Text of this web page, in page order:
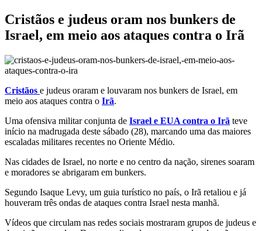
Cristãos e judeus oram nos bunkers de
Israel, em meio aos ataques contra o Irã
Cristãos e judeus oraram e louvaram nos bunkers de Israel, em
meio aos ataques contra o Irã.
Uma ofensiva militar conjunta de Israel e EUA contra o Irã teve
início na madrugada deste sábado (28), marcando uma das maiores
escaladas militares recentes no Oriente Médio.
Nas cidades de Israel, no norte e no centro da nação, sirenes soaram
e moradores se abrigaram em bunkers.
Segundo Isaque Levy, um guia turístico no país, o Irã retaliou e já
houveram três ondas de ataques contra Israel nesta manhã.
Vídeos que circulam nas redes sociais mostraram grupos de judeus e